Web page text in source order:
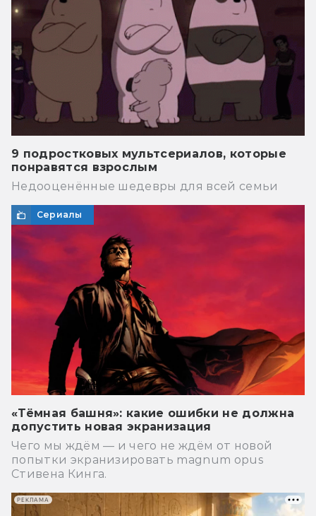
9 подростковых мультсериалов, которые
понравятся взрослым
Недооценённые шедевры для всей семьи
Сериалы
«Тёмная башня»: какие ошибки не должна
допустить новая экранизация
Чего мы ждём — и чего не ждём от новой
попытки экранизировать magnum opus
Стивена Кинга.
РЕКЛАМА